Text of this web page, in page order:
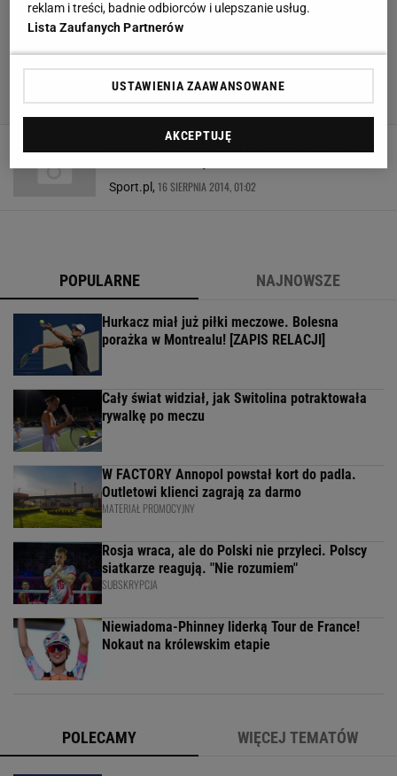
Premier League. Rusza Premier League, zagraj
Sport.pl, 16 SIERPNIA 2014, 01:02
POPULARNE NAJNOWSZE
Hurkacz miał już piłki meczowe. Bolesna
porażka w Montrealu! [ZAPIS RELACJI]
Cały świat widział, jak Switolina potraktowała
rywalkę po meczu
W FACTORY Annopol powstał kort do padla.
Outletowi klienci zagrają za darmo
MATERIAŁ PROMOCYJNY
Rosja wraca, ale do Polski nie przyleci. Polscy
siatkarze reagują. "Nie rozumiem"
SUBSKRYPCJA
Niewiadoma-Phinney liderką Tour de France!
Nokaut na królewskim etapie
POLECAMY WIĘCEJ TEMATÓW
reklam i treści, badnie odbiorców i ulepszanie usług.
Lista Zaufanych Partnerów
USTAWIENIA ZAAWANSOWANE
AKCEPTUJĘ